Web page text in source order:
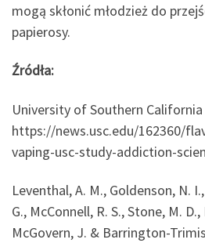
mogą skłonić młodzież do
papierosy.
Źródła:
University of Southern California
https://news.usc.edu/162360/
vaping-usc-study-addiction-
Leventhal, A. M., Goldenson, N.
G., McConnell, R. S., Stone, M.
McGovern, J. & Barrington-